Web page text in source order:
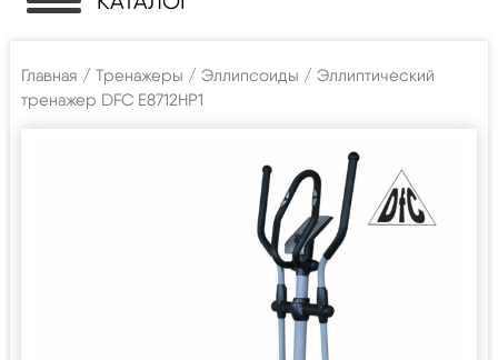
Главная / Тренажеры / Эллипсоиды / Эллиптический
тренажер DFC E8712HP1